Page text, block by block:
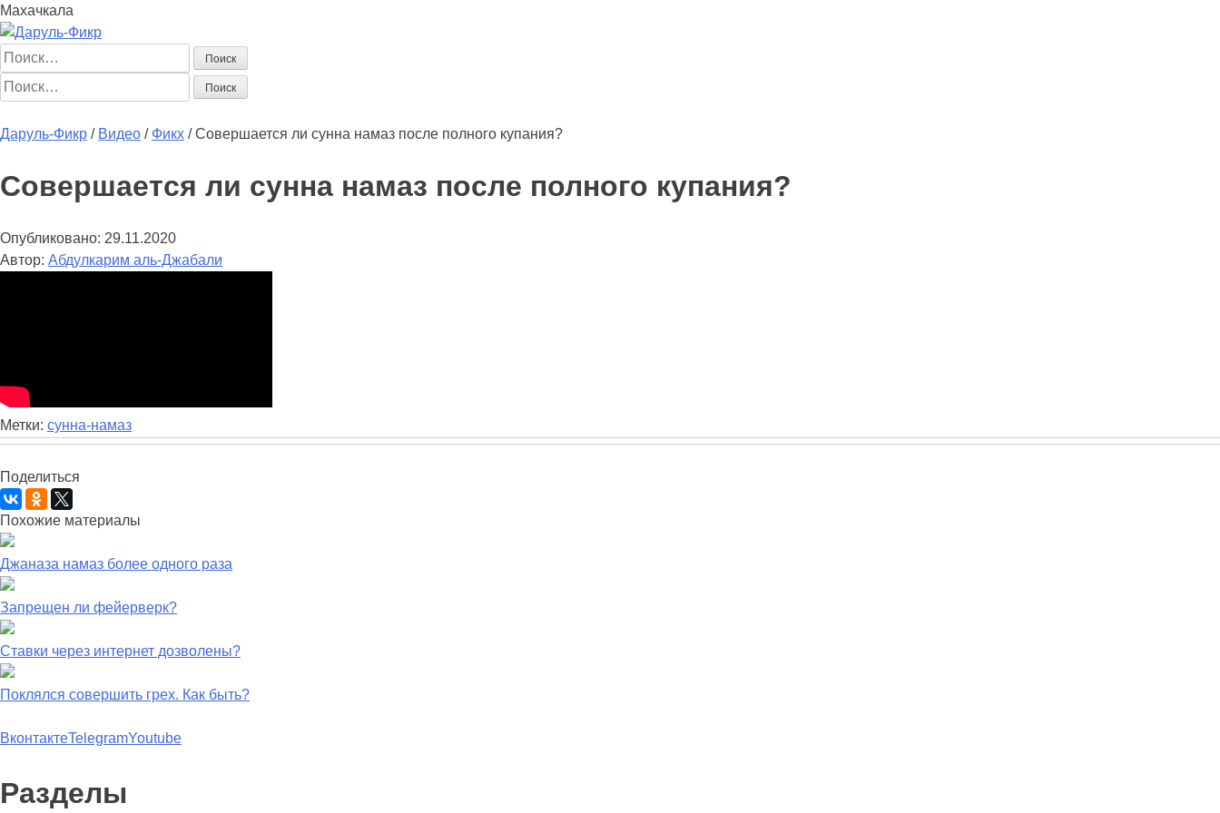
Махачкала
Найти:
Найти:
Даруль-Фикр / Видео / Фикх /Совершается ли сунна намаз после полного купания?
Совершается ли сунна намаз после полного купания?
Опубликовано: 29.11.2020
Автор: Абдулкарим аль-Джабали
Метки: сунна-намаз
Поделиться
Похожие материалы
Джаназа намаз более одного раза
Запрещен ли фейерверк?
Ставки через интернет дозволены?
Поклялся совершить грех. Как быть?
ВконтактеTelegramYoutube
Разделы